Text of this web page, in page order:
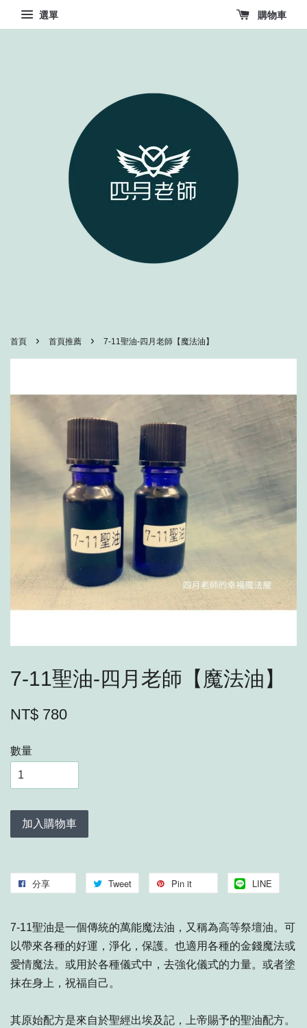
選單 購物車
首頁 › 首頁推薦 › 7-11聖油-四月老師【魔法油】
7-11聖油-四月老師【魔法油】
NT$ 780
數量
加入購物車
分享 Tweet Pin it LINE
7-11聖油是一個傳統的萬能魔法油，又稱為高等祭壇油。可
以帶來各種的好運，淨化，保護。也適用各種的金錢魔法或
愛情魔法。或用於各種儀式中，去強化儀式的力量。或者塗
抹在身上，祝福自己。
其原始配方是來自於聖經出埃及記，上帝賜予的聖油配方。